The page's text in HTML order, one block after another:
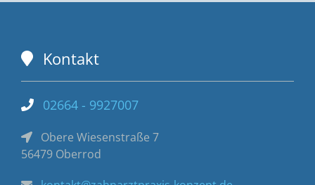
Kontakt
02664 - 9927007
Obere Wiesenstraße 7
56479 Oberrod